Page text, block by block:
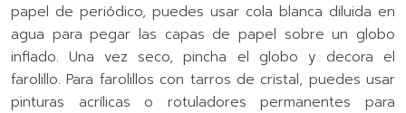
papel de periódico, puedes usar cola blanca diluida en
agua para pegar las capas de papel sobre un globo
inflado. Una vez seco, pincha el globo y decora el
farolillo. Para farolillos con tarros de cristal, puedes usar
pinturas acrílicas o rotuladores permanentes para